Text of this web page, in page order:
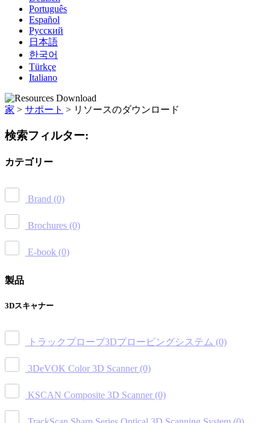
Português
Español
Русский
日本語
한국어
Türkçe
Italiano
家 > サポート > リソースのダウンロード
検索フィルター:
カテゴリー
Brand (0)
Brochures (0)
E-book (0)
製品
3Dスキャナー
トラックプローブ3Dプロービングシステム (0)
3DeVOK Color 3D Scanner (0)
KSCAN Composite 3D Scanner (0)